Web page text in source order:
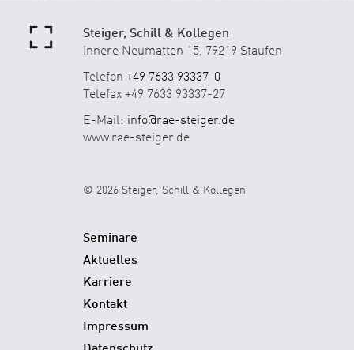
Steiger, Schill & Kollegen
Innere Neumatten 15, 79219 Staufen
Telefon +49 7633 93337-0
Telefax +49 7633 93337-27
E-Mail: info@rae-steiger.de
www.rae-steiger.de
© 2026 Steiger, Schill & Kollegen
Seminare
Aktuelles
Karriere
Kontakt
Impressum